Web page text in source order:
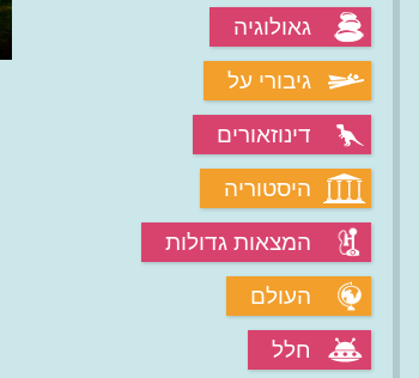
גאולוגיה
גיבורי על
דינוזאורים
היסטוריה
המצאות גדולות
העולם
חלל